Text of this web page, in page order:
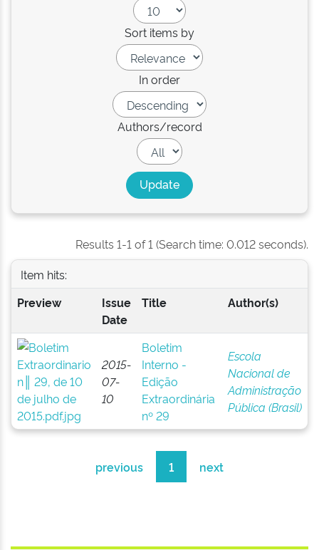
Sort items by
In order
Authors/record
Results 1-1 of 1 (Search time: 0.012 seconds).
Item hits:
Preview
Issue
Date
Title Author(s)
2015-
07-
10
Boletim
Interno -
Edição
Extraordinária
nº 29
Escola
Nacional de
Administração
Pública (Brasil)
previous 1 next